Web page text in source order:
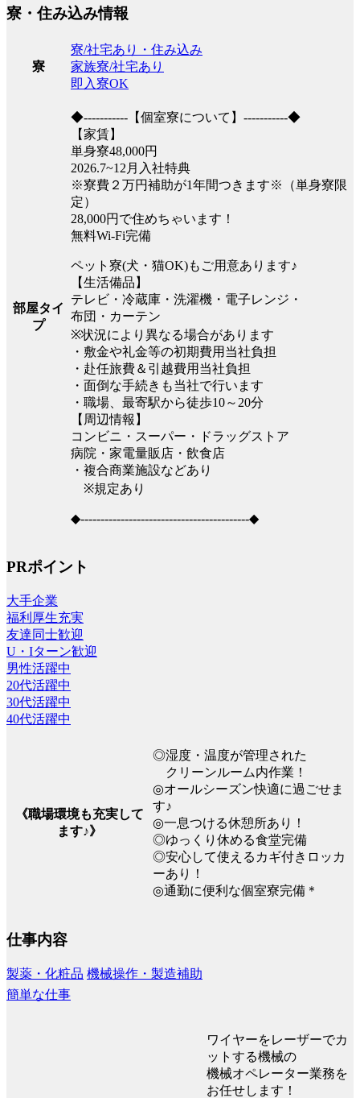
寮・住み込み情報
寮
寮/社宅あり・住み込み
家族寮/社宅あり
即入寮OK
部屋タイ
プ
◆-----------【個室寮について】-----------◆
【家賃】
単身寮48,000円
2026.7~12月入社特典
※寮費２万円補助が1年間つきます※（単身寮限
定）
28,000円で住めちゃいます！
無料Wi-Fi完備
ペット寮(犬・猫OK)もご用意あります♪
【生活備品】
テレビ・冷蔵庫・洗濯機・電子レンジ・
布団・カーテン
※状況により異なる場合があります
・敷金や礼金等の初期費用当社負担
・赴任旅費＆引越費用当社負担
・面倒な手続きも当社で行います
・職場、最寄駅から徒歩10～20分
【周辺情報】
コンビニ・スーパー・ドラッグストア
病院・家電量販店・飲食店
・複合商業施設などあり
※規定あり
◆------------------------------------------◆
PRポイント
大手企業
福利厚生充実
友達同士歓迎
U・Iターン歓迎
男性活躍中
20代活躍中
30代活躍中
40代活躍中
《職場環境も充実して
ます♪》
◎湿度・温度が管理された
クリーンルーム内作業！
◎オールシーズン快適に過ごせま
す♪
◎一息つける休憩所あり！
◎ゆっくり休める食堂完備
◎安心して使えるカギ付きロッカ
ーあり！
◎通勤に便利な個室寮完備＊
仕事内容
製薬・化粧品 機械操作・製造補助
簡単な仕事
ワイヤーをレーザーでカ
ットする機械の
機械オペレーター業務を
お任せします！